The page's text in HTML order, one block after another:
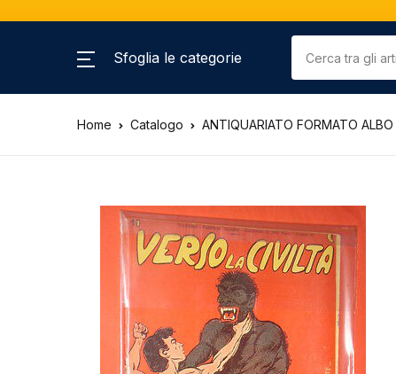
Sfoglia le categorie
Home Catalogo ANTIQUARIATO FORMATO ALBO